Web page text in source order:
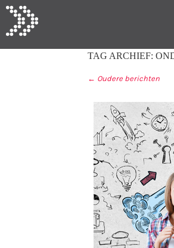
TAG ARCHIEF:
← Oudere berichten